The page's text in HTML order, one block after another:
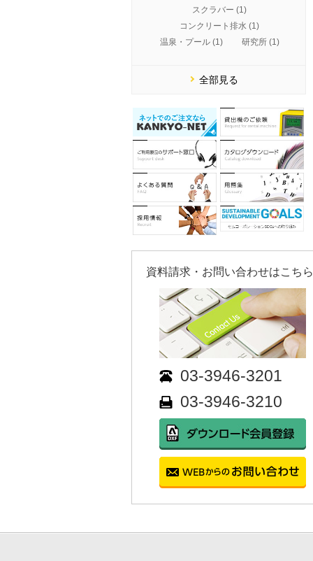
スクラバー (1)
コンクリート排水 (1)
温泉・プール (1)
研究所 (1)
全部見る
資料請求・お問い合わせはこち
03-3946-3201
03-3946-3210